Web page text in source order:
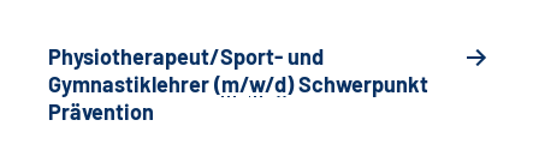
Physiotherapeut/Sport- und
Gymnastiklehrer (m/w/d) Schwerpunkt
Prävention